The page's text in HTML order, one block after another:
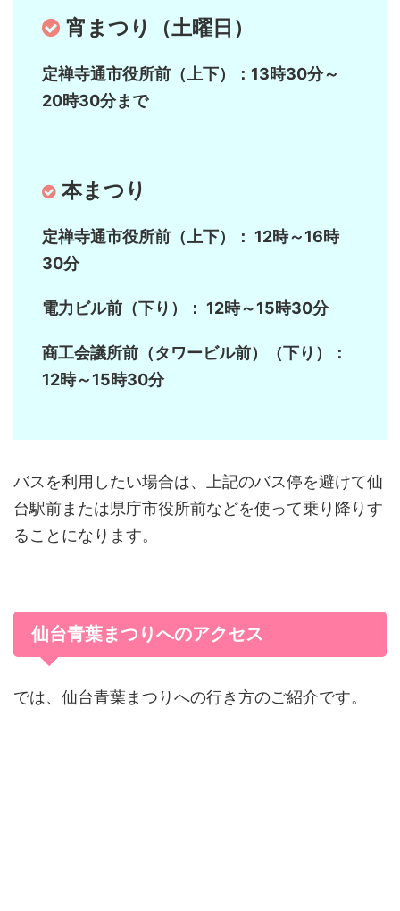
宵まつり（土曜日）
定禅寺通市役所前（上下）：13時30分～
20時30分まで
本まつり
定禅寺通市役所前（上下）： 12時～16時
30分
電力ビル前（下り）： 12時～15時30分
商工会議所前（タワービル前）（下り）：
12時～15時30分
バスを利用したい場合は、上記のバス停を避けて仙
台駅前または県庁市役所前などを使って乗り降りす
ることになります。
仙台青葉まつりへのアクセス
では、仙台青葉まつりへの行き方のご紹介です。